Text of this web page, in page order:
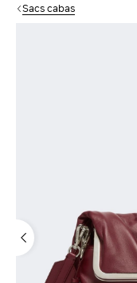
Sacs cabas